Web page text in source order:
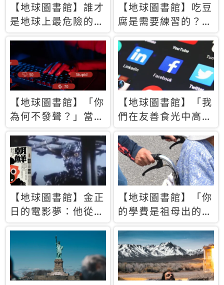
【地球圖書館】誰才
是地球上最危險的動
物？人類喜好決定哪
些動物「揹黑鍋」
【地球圖書館】吃豆
腐是需要練習的？當
西方人試圖用「煉
乳」配上那塊無味的
白色豆腐
【地球圖書館】「你
為何不發聲？」當情
緒淹沒理智 你以為
的正義成為壓迫他人
的工具
【地球圖書館】「我
們在友善食光中高呼
民主自由，然後被刪
文」一本給Z世代的
末日寶懺《困在社群
平台》
【地球圖書館】金正
日的電影夢：他從南
韓綁來導演和演員，
卻拍出諷刺獨裁者的
北韓電影《平壤怪
獸》
【地球圖書館】「你
的學費是祖母出的」
當孝順變成情緒勒
索，日本孫女弒親案
背後的照護壓力